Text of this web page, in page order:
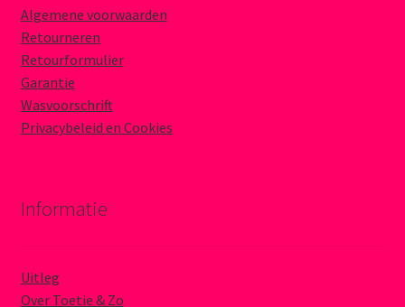
Algemene voorwaarden
Retourneren
Retourformulier
Garantie
Wasvoorschrift
Privacybeleid en Cookies
Informatie
Uitleg
Over Toetie & Zo